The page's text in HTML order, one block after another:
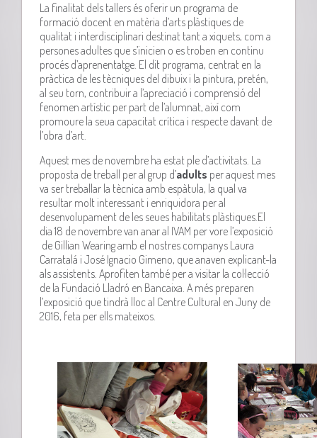
La finalitat dels tallers és oferir un programa de
formació docent en matèria d’arts plàstiques de
qualitat i interdisciplinari destinat tant a xiquets, com a
persones adultes que s’inicien o es troben en continu
procés d’aprenentatge. El dit programa, centrat en la
pràctica de les tècniques del dibuix i la pintura, pretén,
al seu torn, contribuir a l’apreciació i comprensió del
fenomen artístic per part de l’alumnat, així com
promoure la seua capacitat crítica i respecte davant de
l’obra d’art.
Aquest mes de novembre ha estat ple d’activitats. La
proposta de treball per al grup d’adults per aquest mes
va ser treballar la tècnica amb espàtula, la qual va
resultar molt interessant i enriquidora per al
desenvolupament de les seues habilitats plàstiques.El
dia 18 de novembre van anar al IVAM per vore l’exposició
de Gillian Wearing amb el nostres companys Laura
Carratalá i José Ignacio Gimeno, que anaven explicant-la
als assistents. Aprofiten també per a visitar la col·lecció
de la Fundació Lladró en Bancaixa. A més preparen
l’exposició que tindrà lloc al Centre Cultural en Juny de
2016, feta per ells mateixos.